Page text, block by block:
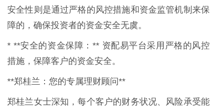
安全性则是通过严格的风控措施和资金监管机制来保
障的，确保投资者的资金安全无虞。
* **安全的资金保障：** 资配易平台采用严格的风控
措施，保障客户的资金安全。
**郑桂兰：您的专属理财顾问**
郑桂兰女士深知，每个客户的财务状况、风险承受能